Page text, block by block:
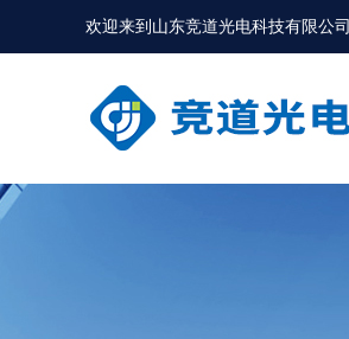
欢迎来到 山东竞道光电科技有限公司